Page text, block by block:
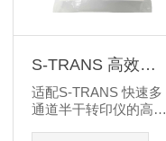
S-TRANS 高效转
膜垫片
适配S-TRANS 快速多
通道半干转印仪的高效